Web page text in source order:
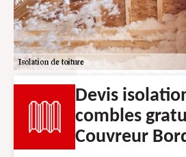
Devis
combles
Couvreur